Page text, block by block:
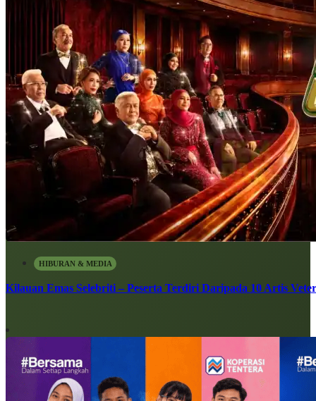
HIBURAN & MEDIA
Kilauan Emas Selebriti – Peserta Terdiri Daripada 10 Artis